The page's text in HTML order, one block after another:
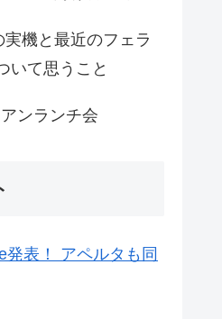
機と最近のフェラ
いて思うこと
ンランチ会
発表！ アペルタも同